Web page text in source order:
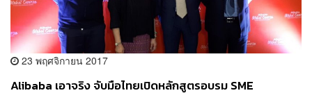
23 พฤศจิกายน 2017
Alibaba เอาจริง จับมือไทยเปิดหลักสูตรอบรม SME